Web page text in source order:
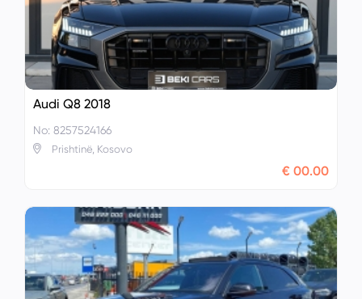
Audi Q8 2018
No: 8257524166
Prishtinë, Kosovo
€ 00.00